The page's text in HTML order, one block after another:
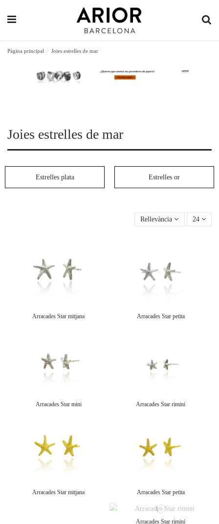
Pàgina principal Joies estrelles de mar
Joies estrelles de mar
Estrelles plata Estrelles or
Rellevància 24
Arracades Star mitjana Arracades Star petita
Arracades Star mini Arracades Star rimini
Arracades Star mitjana Arracades Star petita
Arracades Star rimini